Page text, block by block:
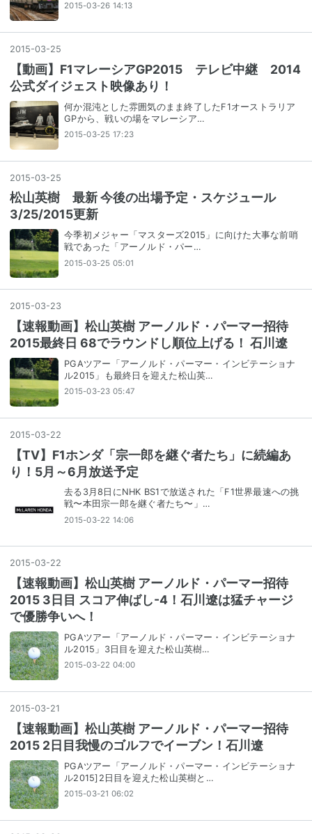
2015-03-26 14:13
2015-03-25
【動画】F1マレーシアGP2015 テレビ中継 2014
公式ダイジェスト映像あり！
何か混沌とした雰囲気のまま終了したF1オーストラリア
GPから、戦いの場をマレーシア…
2015-03-25 17:23
2015-03-25
松山英樹 最新 今後の出場予定・スケジュール
3/25/2015更新
今季初メジャー「マスターズ2015」に向けた大事な前哨
戦であった「アーノルド・パー…
2015-03-25 05:01
2015-03-23
【速報動画】松山英樹 アーノルド・パーマー招待
2015最終日 68でラウンドし順位上げる！ 石川遼
PGAツアー「アーノルド・パーマー・インビテーショナ
ル2015」も最終日を迎えた松山英…
2015-03-23 05:47
2015-03-22
【TV】F1ホンダ「宗一郎を継ぐ者たち」に続編あ
り！5月～6月放送予定
去る3月8日にNHK BS1で放送された「F1世界最速への挑
戦〜本田宗一郎を継ぐ者たち〜」…
2015-03-22 14:06
2015-03-22
【速報動画】松山英樹 アーノルド・パーマー招待
2015 3日目 スコア伸ばし-4！石川遼は猛チャージ
で優勝争いへ！
PGAツアー「アーノルド・パーマー・インビテーショナ
ル2015」3日目を迎えた松山英樹…
2015-03-22 04:00
2015-03-21
【速報動画】松山英樹 アーノルド・パーマー招待
2015 2日目我慢のゴルフでイーブン！石川遼
PGAツアー「アーノルド・パーマー・インビテーショナ
ル2015]2日目を迎えた松山英樹と…
2015-03-21 06:02